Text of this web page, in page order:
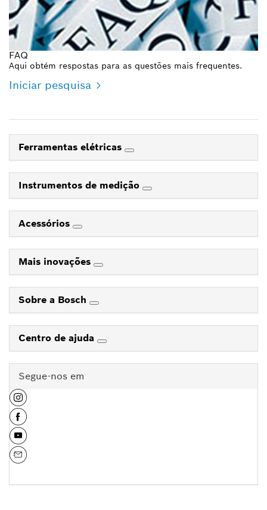
FAQ
Aqui obtém respostas para as questões mais frequentes.
Iniciar pesquisa
Ferramentas elétricas
Instrumentos de medição
Acessórios
Mais inovações
Sobre a Bosch
Centro de ajuda
Segue-nos em